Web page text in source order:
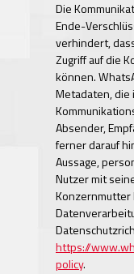
Die
Ende-
verhindert,
Zugriff auf die
können.
Metadaten, die
Absender,
ferner darauf
Aussage,
Nutzer mit
Konzernmutter
https://
policy.